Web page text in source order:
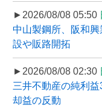
►2026/08/08 05:50
中山製鋼所、阪和
設や販路開拓
►2026/08/08 02:30
三井不動産の純利
却益の反動